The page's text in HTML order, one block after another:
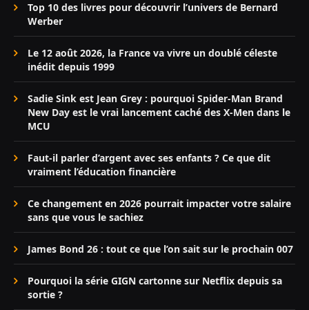
Top 10 des livres pour découvrir l’univers de Bernard
Werber
Le 12 août 2026, la France va vivre un doublé céleste
inédit depuis 1999
Sadie Sink est Jean Grey : pourquoi Spider-Man Brand
New Day est le vrai lancement caché des X-Men dans le
MCU
Faut-il parler d’argent avec ses enfants ? Ce que dit
vraiment l’éducation financière
Ce changement en 2026 pourrait impacter votre salaire
sans que vous le sachiez
James Bond 26 : tout ce que l’on sait sur le prochain 007
Pourquoi la série GIGN cartonne sur Netflix depuis sa
sortie ?